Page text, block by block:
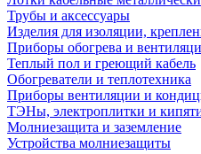
Трубы и аксессуары
Изделия для изоляции,
Приборы обогрева и
Теплый пол и греющий кабель
Обогреватели и теплотехника
Приборы вентиляции и
ТЭНы, электроплитки и
Молниезащита и заземление
Устройства молниезащиты